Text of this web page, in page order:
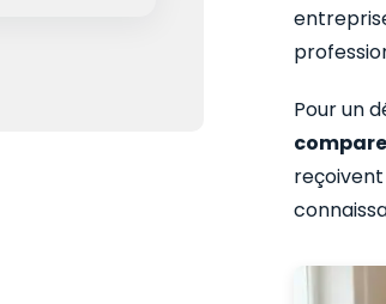
Pour un